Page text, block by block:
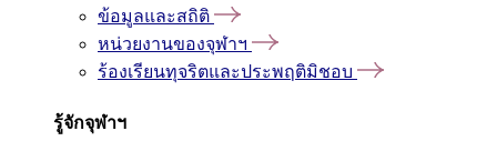
ข้อมูลและสถิติ
หน่วยงานของจุฬาฯ
ร้องเรียนทุจริตและประพฤติมิชอบ
รู้จักจุฬาฯ